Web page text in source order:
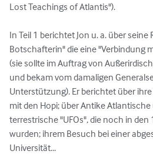
Lost Teachings of Atlantis").
In Teil 1 berichtet Jon u. a. über seine
Botschafterin" die eine "Verbindung
(sie sollte im Auftrag von
und bekam vom damaligen
Unterstützung). Er berichtet über
mit den Hopi; über Antike
terrestrische "UFOs", die noch in
wurden; ihrem Besuch bei einer
Universität...